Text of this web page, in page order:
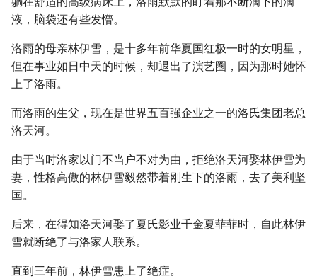
液，脑袋还有些发懵。
洛雨的母亲林伊雪，是十多年前华夏国红极一时的女明星，
但在事业如日中天的时候，却退出了演艺圈，因为那时她怀
上了洛雨。
而洛雨的生父，现在是世界五百强企业之一的洛氏集团老总
洛天河。
由于当时洛家以门不当户不对为由，拒绝洛天河娶林伊雪为
妻，性格高傲的林伊雪毅然带着刚生下的洛雨，去了美利坚
国。
后来，在得知洛天河娶了夏氏影业千金夏菲菲时，自此林伊
雪就断绝了与洛家人联系。
直到三年前，林伊雪患上了绝症。